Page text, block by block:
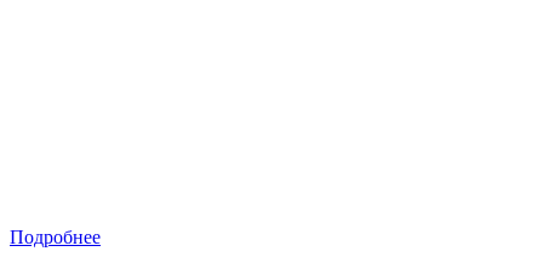
Подробнее